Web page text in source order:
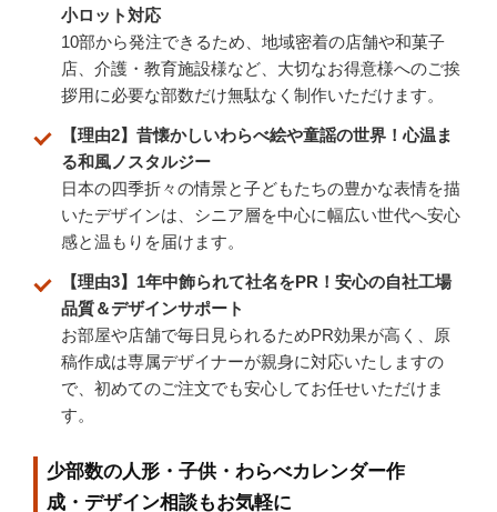
小ロット対応
10部から発注できるため、地域密着の店舗や和菓子
店、介護・教育施設様など、大切なお得意様へのご挨
拶用に必要な部数だけ無駄なく制作いただけます。
【理由2】昔懐かしいわらべ絵や童謡の世界！心温ま
る和風ノスタルジー
日本の四季折々の情景と子どもたちの豊かな表情を描
いたデザインは、シニア層を中心に幅広い世代へ安心
感と温もりを届けます。
【理由3】1年中飾られて社名をPR！安心の自社工場
品質＆デザインサポート
お部屋や店舗で毎日見られるためPR効果が高く、原
稿作成は専属デザイナーが親身に対応いたしますの
で、初めてのご注文でも安心してお任せいただけま
す。
少部数の人形・子供・わらべカレンダー作
成・デザイン相談もお気軽に